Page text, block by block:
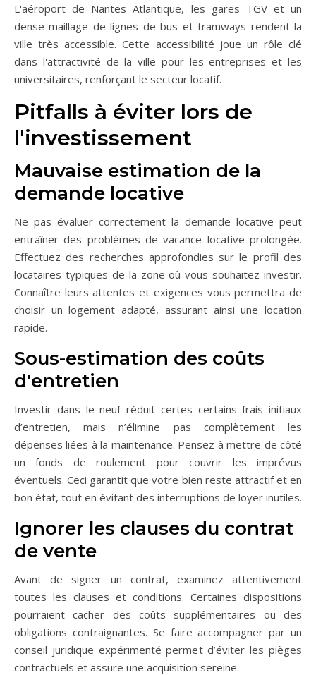
L'aéroport de Nantes Atlantique, les gares TGV et un
dense maillage de lignes de bus et tramways rendent la
ville très accessible. Cette accessibilité joue un rôle clé
dans l'attractivité de la ville pour les entreprises et les
universitaires, renforçant le secteur locatif.
Pitfalls à éviter lors de
l'investissement
Mauvaise estimation de la
demande locative
Ne pas évaluer correctement la demande locative peut
entraîner des problèmes de vacance locative prolongée.
Effectuez des recherches approfondies sur le profil des
locataires typiques de la zone où vous souhaitez investir.
Connaître leurs attentes et exigences vous permettra de
choisir un logement adapté, assurant ainsi une location
rapide.
Sous-estimation des coûts
d'entretien
Investir dans le neuf réduit certes certains frais initiaux
d’entretien, mais n’élimine pas complètement les
dépenses liées à la maintenance. Pensez à mettre de côté
un fonds de roulement pour couvrir les imprévus
éventuels. Ceci garantit que votre bien reste attractif et en
bon état, tout en évitant des interruptions de loyer inutiles.
Ignorer les clauses du contrat
de vente
Avant de signer un contrat, examinez attentivement
toutes les clauses et conditions. Certaines dispositions
pourraient cacher des coûts supplémentaires ou des
obligations contraignantes. Se faire accompagner par un
conseil juridique expérimenté permet d’éviter les pièges
contractuels et assure une acquisition sereine.